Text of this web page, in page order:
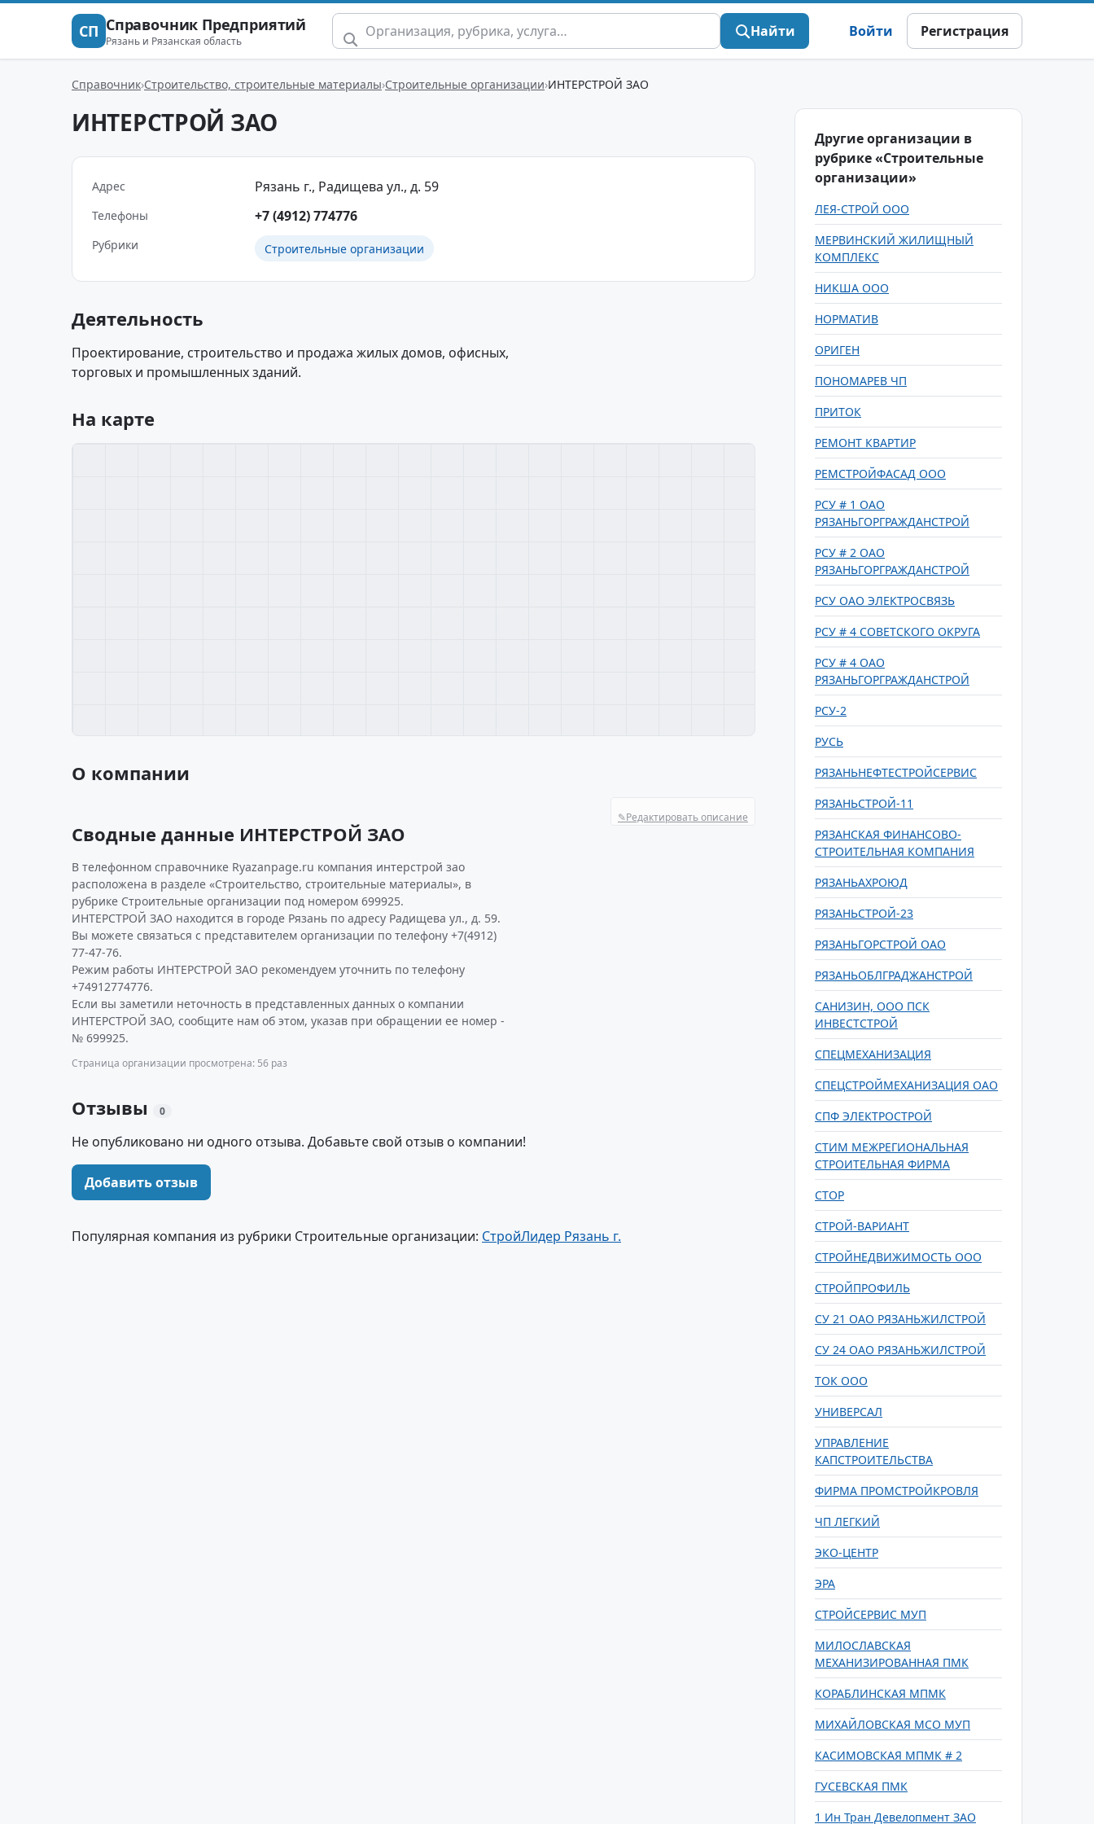
СП Справочник Предприятий
Рязань и Рязанская область
Найти Войти Регистрация
Справочник Строительство, строительные материалы Строительные организации ИНТЕРСТРОЙ ЗАО
ИНТЕРСТРОЙ ЗАО
Адрес Рязань г., Радищева ул., д. 59
Телефоны +7 (4912) 774776
Рубрики Строительные организации
Деятельность
Проектирование, строительство и продажа жилых домов, офисных,
торговых и промышленных зданий.
На карте
О компании
✎Редактировать описание
Сводные данные ИНТЕРСТРОЙ ЗАО
В телефонном справочнике Ryazanpage.ru компания интерстрой зао
расположена в разделе «Строительство, строительные материалы», в
рубрике Строительные организации под номером 699925.
ИНТЕРСТРОЙ ЗАО находится в городе Рязань по адресу Радищева ул., д. 59.
Вы можете связаться с представителем организации по телефону +7(4912)
77-47-76.
Режим работы ИНТЕРСТРОЙ ЗАО рекомендуем уточнить по телефону
+74912774776.
Если вы заметили неточность в представленных данных о компании
ИНТЕРСТРОЙ ЗАО, сообщите нам об этом, указав при обращении ее номер -
№ 699925.
Страница организации просмотрена: 56 раз
Отзывы 0
Не опубликовано ни одного отзыва. Добавьте свой отзыв о компании!
Добавить отзыв
Популярная компания из рубрики Строительные организации: СтройЛидер Рязань г.
Другие организации в
рубрике «Строительные
организации»
ЛЕЯ-СТРОЙ ООО
МЕРВИНСКИЙ ЖИЛИЩНЫЙ
КОМПЛЕКС
НИКША ООО
НОРМАТИВ
ОРИГЕН
ПОНОМАРЕВ ЧП
ПРИТОК
РЕМОНТ КВАРТИР
РЕМСТРОЙФАСАД ООО
РСУ # 1 ОАО
РЯЗАНЬГОРГРАЖДАНСТРОЙ
РСУ # 2 ОАО
РЯЗАНЬГОРГРАЖДАНСТРОЙ
РСУ ОАО ЭЛЕКТРОСВЯЗЬ
РСУ # 4 СОВЕТСКОГО ОКРУГА
РСУ # 4 ОАО
РЯЗАНЬГОРГРАЖДАНСТРОЙ
РСУ-2
РУСЬ
РЯЗАНЬНЕФТЕСТРОЙСЕРВИС
РЯЗАНЬСТРОЙ-11
РЯЗАНСКАЯ ФИНАНСОВО-
СТРОИТЕЛЬНАЯ КОМПАНИЯ
РЯЗАНЬАХРОЮД
РЯЗАНЬСТРОЙ-23
РЯЗАНЬГОРСТРОЙ ОАО
РЯЗАНЬОБЛГРАДЖАНСТРОЙ
САНИЗИН, ООО ПСК
ИНВЕСТСТРОЙ
СПЕЦМЕХАНИЗАЦИЯ
СПЕЦСТРОЙМЕХАНИЗАЦИЯ ОАО
СПФ ЭЛЕКТРОСТРОЙ
СТИМ МЕЖРЕГИОНАЛЬНАЯ
СТРОИТЕЛЬНАЯ ФИРМА
СТОР
СТРОЙ-ВАРИАНТ
СТРОЙНЕДВИЖИМОСТЬ ООО
СТРОЙПРОФИЛЬ
СУ 21 ОАО РЯЗАНЬЖИЛСТРОЙ
СУ 24 ОАО РЯЗАНЬЖИЛСТРОЙ
ТОК ООО
УНИВЕРСАЛ
УПРАВЛЕНИЕ
КАПСТРОИТЕЛЬСТВА
ФИРМА ПРОМСТРОЙКРОВЛЯ
ЧП ЛЕГКИЙ
ЭКО-ЦЕНТР
ЭРА
СТРОЙСЕРВИС МУП
МИЛОСЛАВСКАЯ
МЕХАНИЗИРОВАННАЯ ПМК
КОРАБЛИНСКАЯ МПМК
МИХАЙЛОВСКАЯ МСО МУП
КАСИМОВСКАЯ МПМК # 2
ГУСЕВСКАЯ ПМК
1 Ин Тран Девелопмент ЗАО